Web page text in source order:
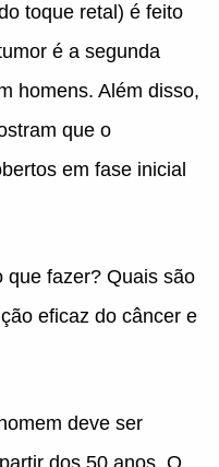
toque retal) é feito
é a segunda
homens. Além disso,
que o
em fase inicial
fazer? Quais são
eficaz do câncer e
deve ser